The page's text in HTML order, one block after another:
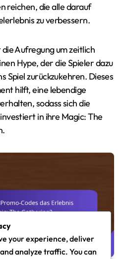
reichen, die alle darauf
zu verbessern.
Aufregung um zeitlich
Hype, der die Spieler dazu
Spiel zurückzukehren. Dieses
hilft, eine lebendige
sodass sich die
in ihre Magic: The
your experience, deliver
analyze traffic. You can